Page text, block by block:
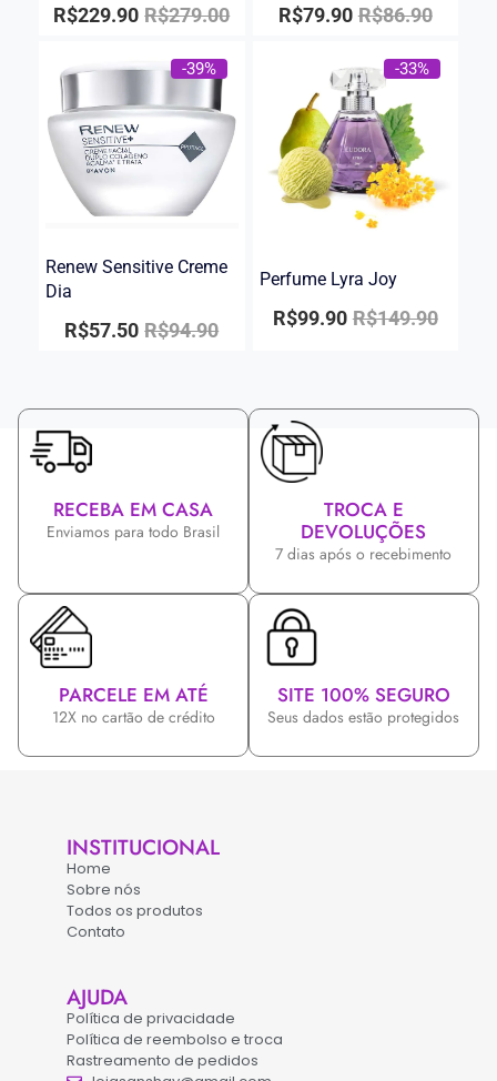
R$279.00
R$229.90 R$86.90
R$79.90
-39%
Renew Sensitive Creme
Dia
R$94.90
R$57.50
-33%
Perfume Lyra Joy
R$149.90
R$99.90
RECEBA EM CASA
Enviamos para todo Brasil
TROCA E
DEVOLUÇÕES
7 dias após o recebimento
PARCELE EM ATÉ
12X no cartão de crédito
SITE 100% SEGURO
Seus dados estão protegidos
INSTITUCIONAL
Home
Sobre nós
Todos os produtos
Contato
AJUDA
Política de privacidade
Política de reembolso e troca
Rastreamento de pedidos